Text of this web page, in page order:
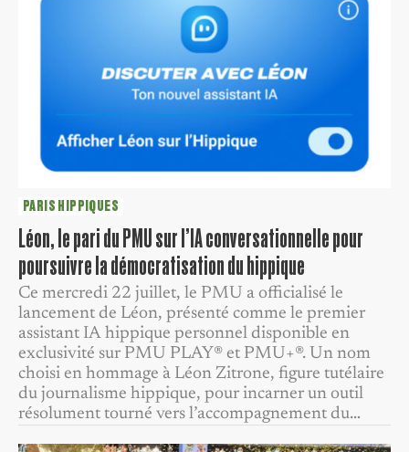
PARIS HIPPIQUES
Léon, le pari du PMU sur l’IA conversationnelle pour
poursuivre la démocratisation du hippique
Ce mercredi 22 juillet, le PMU a officialisé le
lancement de Léon, présenté comme le premier
assistant IA hippique personnel disponible en
exclusivité sur PMU PLAY® et PMU+®. Un nom
choisi en hommage à Léon Zitrone, figure tutélaire
du journalisme hippique, pour incarner un outil
résolument tourné vers l’accompagnement du…